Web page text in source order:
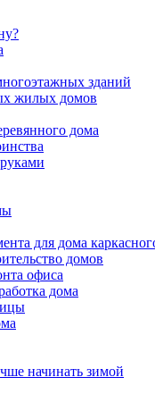
зданий
жилых домов
дома
для дома
домов
офиса
дома
начинать зимой